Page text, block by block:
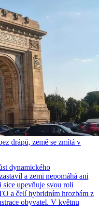
drápů, země se zmítá v
dynamického
a zemi nepomáhá ani
upevňuje svou roli
a čelí hybridním hrozbám z
obyvatel. V květnu